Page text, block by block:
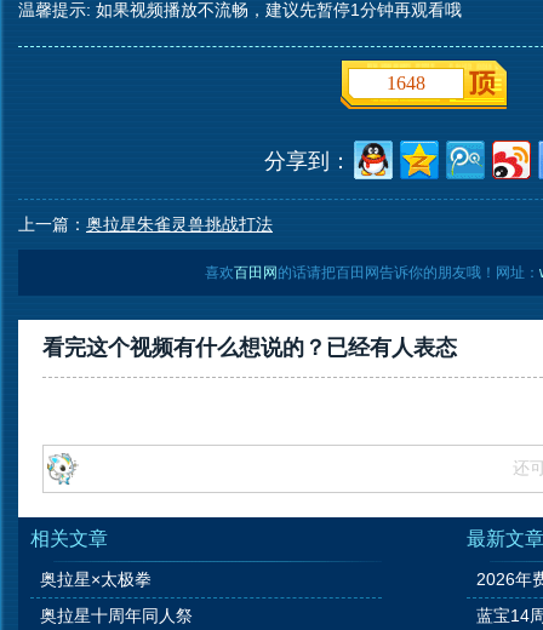
温馨提示: 如果视频播放不流畅，建议先暂停1分钟再观看哦
1648
分享到：
上一篇： 奥拉星朱雀灵兽挑战打法
喜欢百田网 的话请把百田网告诉你的朋友哦！网址：
看完这个视频有什么想说的？已经有人表态
还
相关文章
奥拉星×太极拳
奥拉星十周年同人祭
最新文章
2026年
蓝宝14